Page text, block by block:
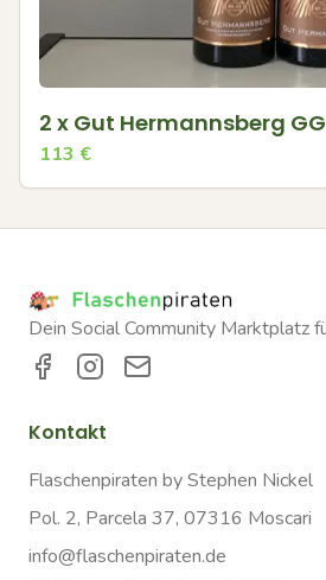
2 x Gut Hermannsberg
113 €
Dein Social Community Marktplatz
Kontakt
Flaschenpiraten by Stephen Nickel
Pol. 2, Parcela 37, 07316 Moscari
info@flaschenpiraten.de